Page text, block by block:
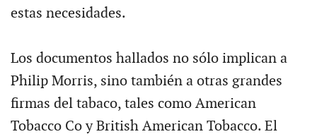
estas necesidades.
Los documentos hallados no sólo implican a
Philip Morris, sino también a otras grandes
firmas del tabaco, tales como American
Tobacco Co y British American Tobacco. El